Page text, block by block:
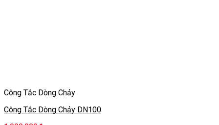
Công Tắc Dòng Chảy
Công Tắc Dòng Chảy DN100